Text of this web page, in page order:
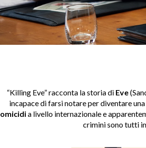
“Killing Eve” racconta la storia di Eve
incapace di farsi notare per diventare
omicidia livello internazionale e
crimini sono tutti